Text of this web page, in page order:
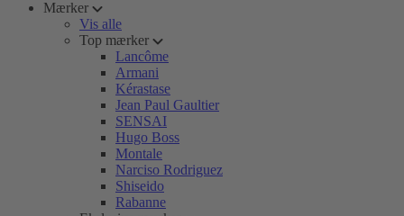
Mærker
Vis alle
Top mærker
Lancôme
Armani
Kérastase
Jean Paul Gaultier
SENSAI
Hugo Boss
Montale
Narciso Rodriguez
Shiseido
Rabanne